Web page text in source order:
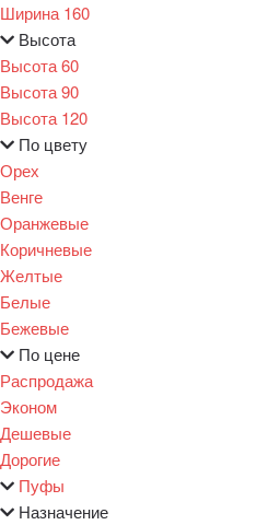
Ширина 160
Высота
Высота 60
Высота 90
Высота 120
По цвету
Орех
Венге
Оранжевые
Коричневые
Желтые
Белые
Бежевые
По цене
Распродажа
Эконом
Дешевые
Дорогие
Пуфы
Назначение